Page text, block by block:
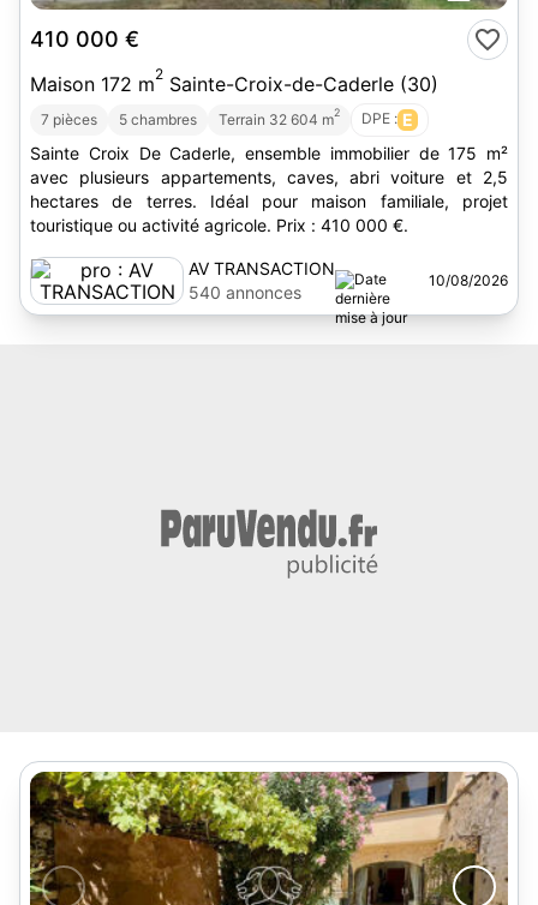
410 000 €
Maison 172 m2 Sainte-Croix-de-Caderle (30)
7 pièces 5 chambres Terrain 32 604 m2 DPE : E
Sainte Croix De Caderle, ensemble immobilier de 175 m²
avec plusieurs appartements, caves, abri voiture et 2,5
hectares de terres. Idéal pour maison familiale, projet
touristique ou activité agricole. Prix : 410 000 €.
AV TRANSACTION
540 annonces
10/08/2026